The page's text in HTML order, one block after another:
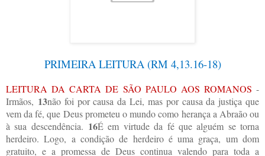
PRIMEIRA LEITURA (RM 4,13.16-18)
LEITURA DA CARTA DE SÃO PAULO AOS ROMANOS -
Irmãos, 13não foi por causa da Lei, mas por causa da justiça que
vem da fé, que Deus prometeu o mundo como herança a Abraão ou
à sua descendência. 16É em virtude da fé que alguém se torna
herdeiro. Logo, a condição de herdeiro é uma graça, um dom
gratuito, e a promessa de Deus continua valendo para toda a